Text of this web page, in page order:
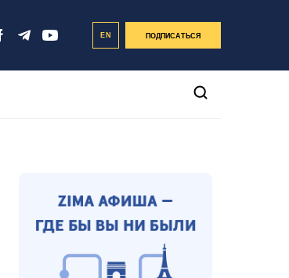
EN ПОДПИСАТЬСЯ